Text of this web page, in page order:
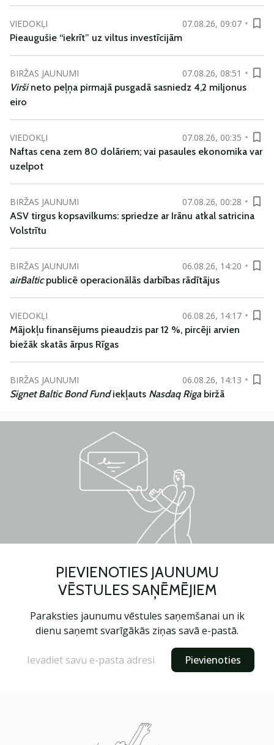
VIEDOKĻI
07.08.26, 09:07
Pieaugušie “iekrīt” uz viltus investīcijām
BIRŽAS JAUNUMI
07.08.26, 08:51
Viršineto peļņa pirmajā pusgadā sasniedz 4,2 miljonus
eiro
VIEDOKĻI
07.08.26, 00:35
Naftas cena zem 80 dolāriem; vai pasaules ekonomika var
uzelpot
BIRŽAS JAUNUMI
07.08.26, 00:28
ASV tirgus kopsavilkums: spriedze ar Irānu atkal satricina
Volstrītu
BIRŽAS JAUNUMI
06.08.26, 14:20
airBalticpublicē operacionālās darbības rādītājus
VIEDOKĻI
06.08.26, 14:17
Mājokļu finansējums pieaudzis par 12 %, pircēji arvien
biežāk skatās ārpus Rīgas
BIRŽAS JAUNUMI
06.08.26, 14:13
Signet Baltic Bond Fundiekļauts Nasdaq Riga biržā
PIEVIENOTIES JAUNUMU
VĒSTULES SAŅĒMĒJIEM
Paraksties jaunumu vēstules saņemšanai un ik
dienu saņemt svarīgākās ziņas savā e-pastā.
Pievienoties